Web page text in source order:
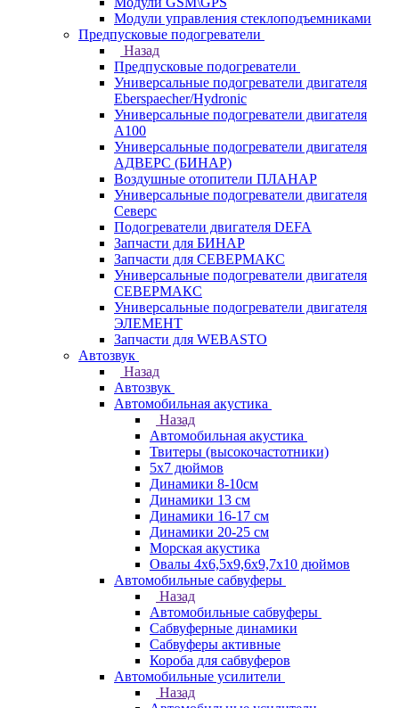
Модули управления стеклоподъемниками
Предпусковые подогреватели
Назад
Предпусковые подогреватели
Универсальные подогреватели двигателя
Eberspaecher/Hydronic
Универсальные подогреватели двигателя
A100
Универсальные подогреватели двигателя
АДВЕРС (БИНАР)
Воздушные отопители ПЛАНАР
Универсальные подогреватели двигателя
Северс
Подогреватели двигателя DEFA
Запчасти для БИНАР
Запчасти для СЕВЕРМАКС
Универсальные подогреватели двигателя
СЕВЕРМАКС
Универсальные подогреватели двигателя
ЭЛЕМЕНТ
Запчасти для WEBASTO
Автозвук
Назад
Автозвук
Автомобильная акустика
Назад
Автомобильная акустика
Твитеры (высокочастотники)
5x7 дюймов
Динамики 8-10см
Динамики 13 см
Динамики 16-17 см
Динамики 20-25 см
Морская акустика
Овалы 4х6,5х9,6x9,7х10 дюймов
Автомобильные сабвуферы
Назад
Автомобильные сабвуферы
Сабвуферные динамики
Сабвуферы активные
Короба для сабвуферов
Автомобильные усилители
Назад